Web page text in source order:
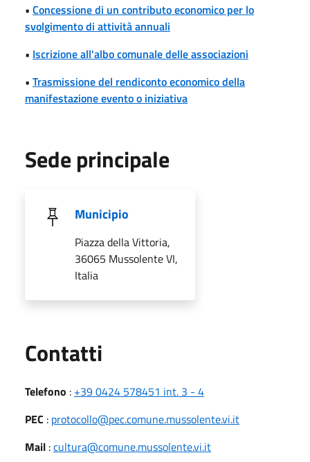
• Concessione di un contributo economico per lo
svolgimento di attività annuali
• Iscrizione all'albo comunale delle associazioni
• Trasmissione del rendiconto economico della
manifestazione evento o iniziativa
Sede principale
Municipio
Piazza della Vittoria,
36065 Mussolente VI,
Italia
Contatti
Telefono : +39 0424 578451 int. 3 - 4
PEC : protocollo@pec.comune.mussolente.vi.it
Mail :cultura@comune.mussolente.vi.it